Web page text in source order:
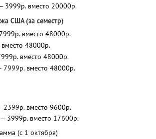
3999р. вместо 20000р.
США (за семестр)
вместо 48000р.
48000р.
вместо 48000р.
вместо 48000р.
2399р. вместо 9600р.
3999р. вместо 17600р.
(с 1 октября)